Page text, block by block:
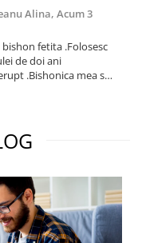
Alina, Acum 3
fetita .Folosesc
de doi ani
.Bishonica mea se
recomand cu
!